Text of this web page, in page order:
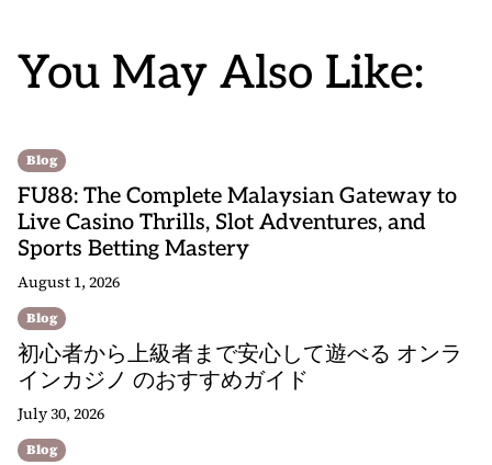
You May Also Like:
Blog
FU88: The Complete Malaysian Gateway to
Live Casino Thrills, Slot Adventures, and
Sports Betting Mastery
August 1, 2026
Blog
初心者から上級者まで安心して遊べる オンラ
インカジノ のおすすめガイド
July 30, 2026
Blog